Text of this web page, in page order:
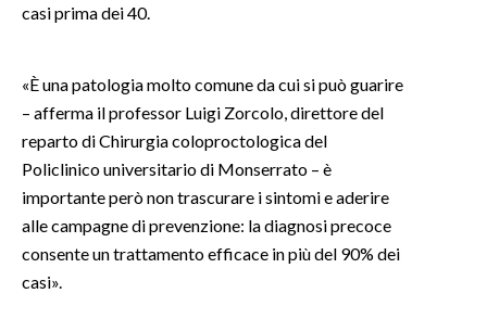
#CARAUNIONE
3 MINUTI CON
INSULARITÀ
casi prima dei 40.
«È una patologia molto comune da cui si può guarire
– afferma il professor Luigi Zorcolo, direttore del
reparto di Chirurgia coloproctologica del
Policlinico universitario di Monserrato – è
importante però non trascurare i sintomi e aderire
alle campagne di prevenzione: la diagnosi precoce
consente un trattamento efficace in più del 90% dei
casi».